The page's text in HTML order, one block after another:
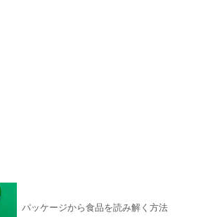
パッケージから食品を読み解く方法